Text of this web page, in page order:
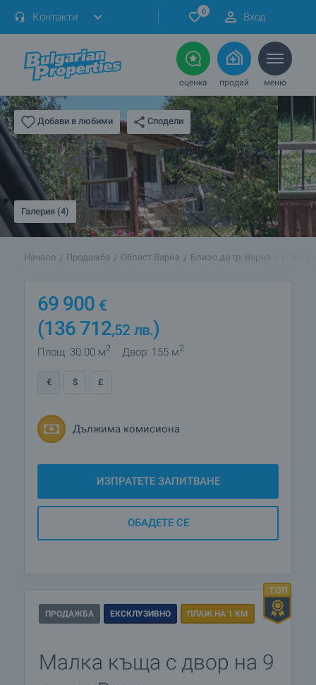
Контакти 0 Вход
оценка продай меню
Добави в любими Сподели
Галерия (4)
Начало Продажба Област Варна Близо до гр. Варна
69 900 €
(136 712,52 лв.)
Площ: 30.00 м2 Двор: 155 м2
€ $ £
Дължима комисиона
ИЗПРАТЕТЕ ЗАПИТВАНЕ
ОБАДЕТЕ СЕ
ПРОДАЖБА ЕКСКЛУЗИВНО ПЛАЖ НА 1 КМ
Малка къща с двор на 9